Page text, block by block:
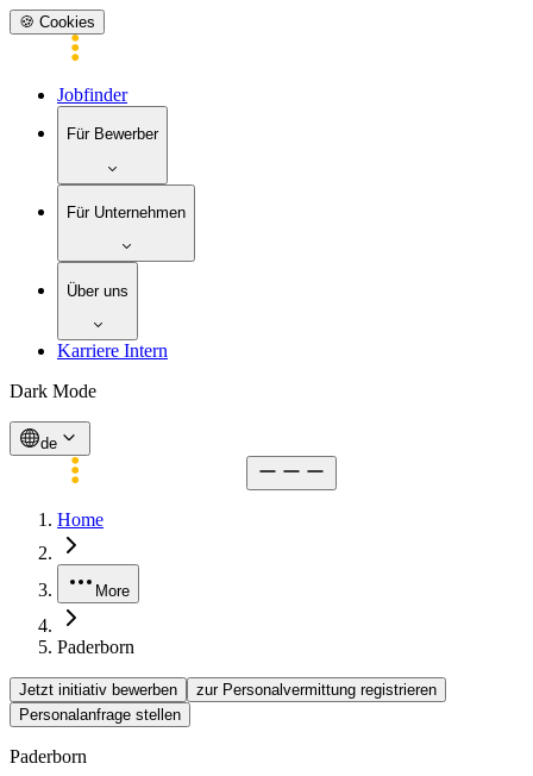
🍪 Cookies
Jobfinder
Für Bewerber
Für Unternehmen
Über uns
Karriere Intern
Dark Mode
de
Home
More
Paderborn
Jetzt initiativ bewerben
zur Personalvermittung registrieren
Personalanfrage stellen
Paderborn